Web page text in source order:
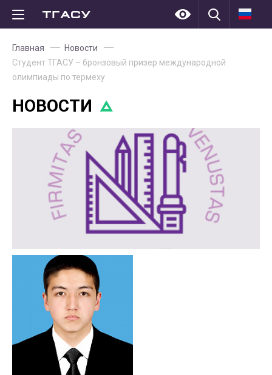
Главная
Новости
Студент ТГАСУ – бронзовый призер международной
олимпиады по термеху
НОВОСТИ